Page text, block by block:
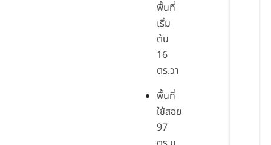
พื้นที่
เริ่ม
ต้น
16
ตร.วา
พื้นที่
ใช้สอย
97